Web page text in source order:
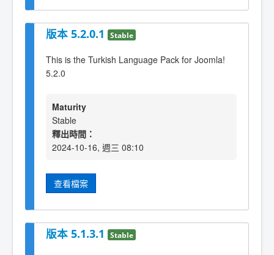
版本 5.2.0.1 Stable
This is the Turkish Language Pack for Joomla!
5.2.0
Maturity
Stable
釋出時間：
2024-10-16, 週三 08:10
查看檔案
版本 5.1.3.1 Stable